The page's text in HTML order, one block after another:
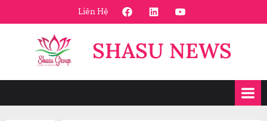
to
Liên Hệ FaceBookLinkedinYoutube
SHASU NEWS